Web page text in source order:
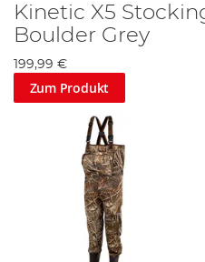
Kinetic X5
Boulder Grey
199,99 €
Zum Produkt